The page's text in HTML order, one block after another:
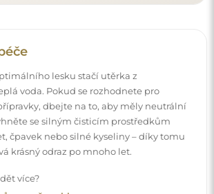
domů
doručení až domů, díky které
přímo u svých dveří. Za příplatek 40€
službu vnesení dovnitř
, která umožňuje
do vašeho domu (pro rozměry do
průměr 100 cm). U větších produktů
menší pomoc, např. otevření dveří.
vašeho domu nevnese.